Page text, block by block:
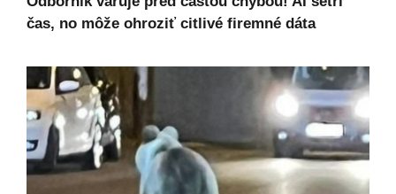
čas, no môže ohroziť citlivé firemné dáta